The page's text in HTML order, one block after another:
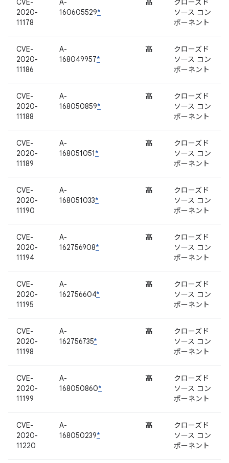
CVE-
2020-
11178
A-
160605529*
高
クローズド
ソース コン
ポーネント
CVE-
2020-
11186
A-
168049957*
高
クローズド
ソース コン
ポーネント
CVE-
2020-
11188
A-
168050859*
高
クローズド
ソース コン
ポーネント
CVE-
2020-
11189
A-
168051051*
高
クローズド
ソース コン
ポーネント
CVE-
2020-
11190
A-
168051033*
高
クローズド
ソース コン
ポーネント
CVE-
2020-
11194
A-
162756908*
高
クローズド
ソース コン
ポーネント
CVE-
2020-
11195
A-
162756604*
高
クローズド
ソース コン
ポーネント
CVE-
2020-
11198
A-
162756735*
高
クローズド
ソース コン
ポーネント
CVE-
2020-
11199
A-
168050860*
高
クローズド
ソース コン
ポーネント
CVE-
2020-
11220
A-
168050239*
高
クローズド
ソース コン
ポーネント